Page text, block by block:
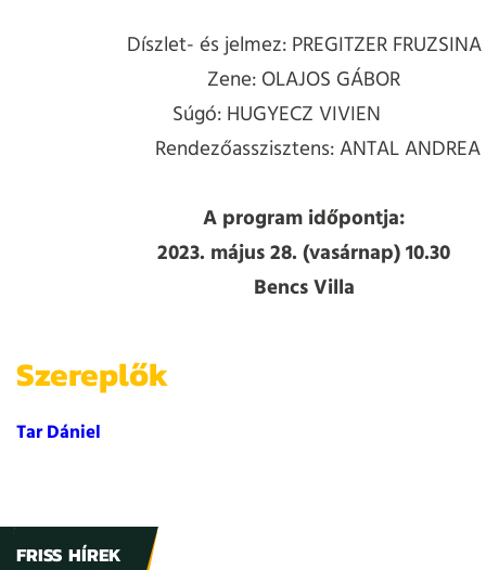
Díszlet- és jelmez: PREGITZER FRUZSINA
Zene: OLAJOS GÁBOR
Súgó: HUGYECZ VIVIEN
Rendezőasszisztens: ANTAL ANDREA
A program időpontja:
2023. május 28. (vasárnap) 10.30
Bencs Villa
Szereplők
Tar Dániel
FRISS HÍREK